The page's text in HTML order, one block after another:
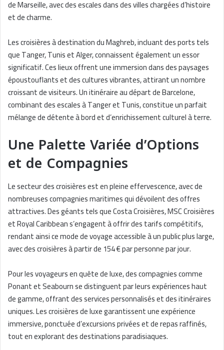
de Marseille, avec des escales dans des villes chargées d’histoire
et de charme.
Les croisières à destination du Maghreb, incluant des ports tels
que Tanger, Tunis et Alger, connaissent également un essor
significatif. Ces lieux offrent une immersion dans des paysages
époustouflants et des cultures vibrantes, attirant un nombre
croissant de visiteurs. Un itinéraire au départ de Barcelone,
combinant des escales à Tanger et Tunis, constitue un parfait
mélange de détente à bord et d’enrichissement culturel à terre.
Une Palette Variée d’Options
et de Compagnies
Le secteur des croisières est en pleine effervescence, avec de
nombreuses compagnies maritimes qui dévoilent des offres
attractives. Des géants tels que Costa Croisières, MSC Croisières
et Royal Caribbean s’engagent à offrir des tarifs compétitifs,
rendant ainsi ce mode de voyage accessible à un public plus large,
avec des croisières à partir de 154 € par personne par jour.
Pour les voyageurs en quête de luxe, des compagnies comme
Ponant et Seabourn se distinguent par leurs expériences haut
de gamme, offrant des services personnalisés et des itinéraires
uniques. Les croisières de luxe garantissent une expérience
immersive, ponctuée d’excursions privées et de repas raffinés,
tout en explorant des destinations paradisiaques.